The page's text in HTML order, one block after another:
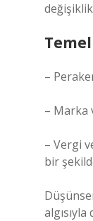
–
– Marka
– Vergi
bir